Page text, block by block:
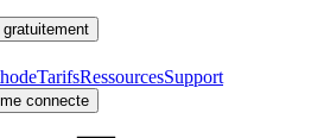
TarifsRessourcesSupport
connecte